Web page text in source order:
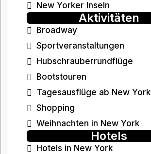
New Yorker Inseln
Aktivitäten
Broadway
Sportveranstaltungen
Hubschrauberrundflüge
Bootstouren
Tagesausflüge ab New York
Shopping
Weihnachten in New York
Hotels
Hotels in New York